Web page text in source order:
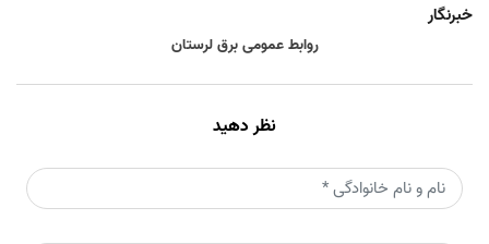
خبرنگار
روابط عمومی برق لرستان
نظر دهید